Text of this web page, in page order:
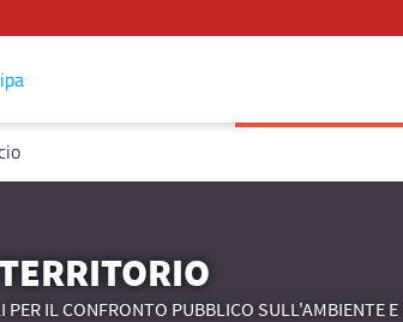
PER IL CONFRONTO PUBBLICO SULL'AMBIENTE